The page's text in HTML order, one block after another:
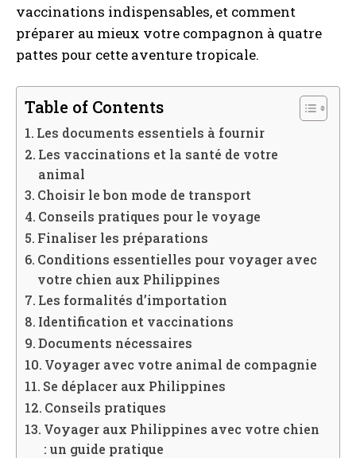
vaccinations indispensables, et comment
préparer au mieux votre compagnon à quatre
pattes pour cette aventure tropicale.
Table of Contents
Les documents essentiels à fournir
Les vaccinations et la santé de votre
animal
Choisir le bon mode de transport
Conseils pratiques pour le voyage
Finaliser les préparations
Conditions essentielles pour voyager avec
votre chien aux Philippines
Les formalités d’importation
Identification et vaccinations
Documents nécessaires
Voyager avec votre animal de compagnie
Se déplacer aux Philippines
Conseils pratiques
Voyager aux Philippines avec votre chien
: un guide pratique